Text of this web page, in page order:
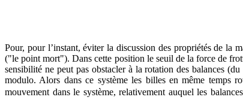
Pour, pour l’instant, éviter la discussion des propriétés de la
("le point mort"). Dans cette position le seuil de la force de
sensibilité ne peut pas obstacler à la rotation des balances
modulo. Alors dans ce système les billes en même temps
mouvement dans le système, relativement auquel les